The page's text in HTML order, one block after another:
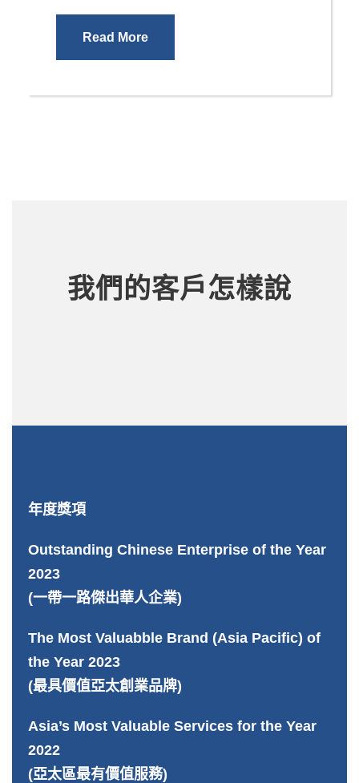
Read More
我們的客戶怎樣說
年度獎項
Outstanding Chinese Enterprise of the Year
2023
(一帶一路傑出華人企業)
The Most Valuabble Brand (Asia Pacific) of
the Year 2023
(最具價值亞太創業品牌)
Asia’s Most Valuable Services for the Year
2022
(亞太區最有價值服務)